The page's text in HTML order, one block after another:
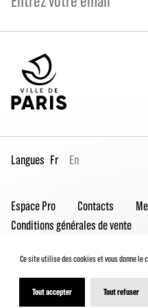
Langues Fr En
Espace Pro Contacts
Conditions générales de vente
© 2026 - Théâtre de la Ville
Ce site utilise des cookies et vous donne le
Tout accepter Tout refuser